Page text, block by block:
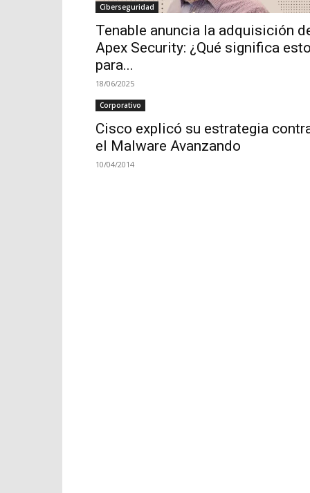
Ciberseguridad
Tenable anuncia la adquisición
Apex Security: ¿Qué significa
para...
18/06/2025
Corporativo
Cisco explicó su estrategia
el Malware Avanzando
10/04/2014